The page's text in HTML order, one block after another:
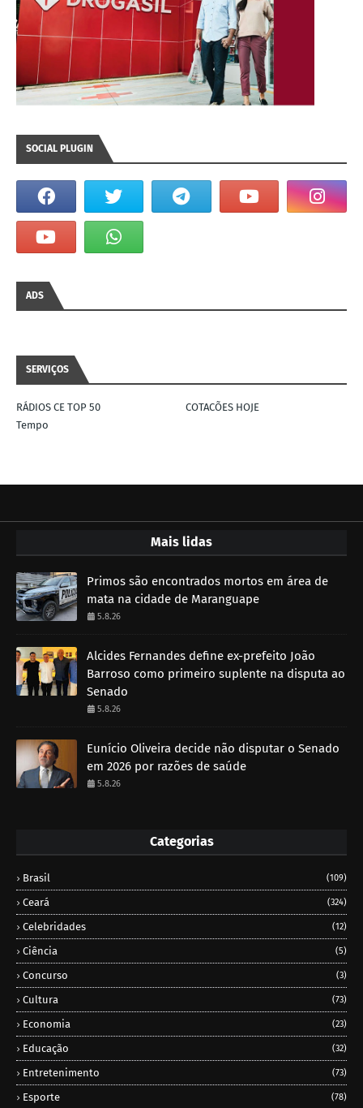
SOCIAL PLUGIN
ADS
SERVIÇOS
RÁDIOS CE TOP 50
COTACÕES HOJE
Tempo
Mais lidas
Primos são encontrados mortos em área de
mata na cidade de Maranguape
5.8.26
Alcides Fernandes define ex-prefeito João
Barroso como primeiro suplente na disputa ao
Senado
5.8.26
Eunício Oliveira decide não disputar o Senado
em 2026 por razões de saúde
5.8.26
Categorias
Brasil (109)
Ceará (324)
Celebridades (12)
Ciência (5)
Concurso (3)
Cultura (73)
Economia (23)
Educação (32)
Entretenimento (73)
Esporte (78)